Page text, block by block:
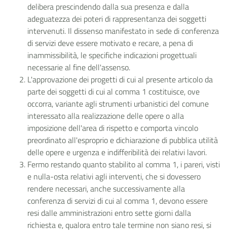
delibera prescindendo dalla sua presenza e dalla
adeguatezza dei poteri di rappresentanza dei soggetti
intervenuti. Il dissenso manifestato in sede di conferenza
di servizi deve essere motivato e recare, a pena di
inammissibilità, le specifiche indicazioni progettuali
necessarie al fine dell'assenso.
L'approvazione dei progetti di cui al presente articolo da
parte dei soggetti di cui al comma 1 costituisce, ove
occorra, variante agli strumenti urbanistici del comune
interessato alla realizzazione delle opere o alla
imposizione dell'area di rispetto e comporta vincolo
preordinato all'esproprio e dichiarazione di pubblica utilità
delle opere e urgenza e indifferibilità dei relativi lavori.
Fermo restando quanto stabilito al comma 1, i pareri, visti
e nulla-osta relativi agli interventi, che si dovessero
rendere necessari, anche successivamente alla
conferenza di servizi di cui al comma 1, devono essere
resi dalle amministrazioni entro sette giorni dalla
richiesta e, qualora entro tale termine non siano resi, si